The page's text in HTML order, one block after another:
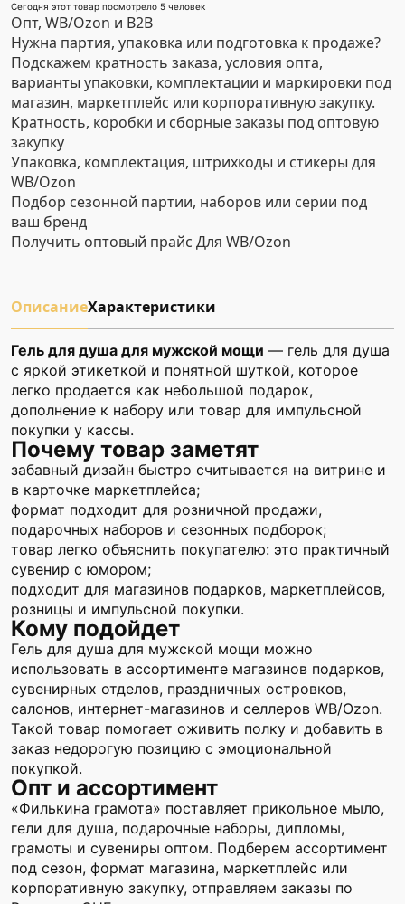
Сегодня этот товар посмотрело 5 человек
Опт, WB/Ozon и B2B
Нужна партия, упаковка или подготовка к продаже?
Подскажем кратность заказа, условия опта,
варианты упаковки, комплектации и маркировки под
магазин, маркетплейс или корпоративную закупку.
Кратность, коробки и сборные заказы под оптовую
закупку
Упаковка, комплектация, штрихкоды и стикеры для
WB/Ozon
Подбор сезонной партии, наборов или серии под
ваш бренд
Получить оптовый прайс Для WB/Ozon
ОписаниеХарактеристики
Гель для душа для мужской мощи — гель для душа
с яркой этикеткой и понятной шуткой, которое
легко продается как небольшой подарок,
дополнение к набору или товар для импульсной
покупки у кассы.
Почему товар заметят
забавный дизайн быстро считывается на витрине и
в карточке маркетплейса;
формат подходит для розничной продажи,
подарочных наборов и сезонных подборок;
товар легко объяснить покупателю: это практичный
сувенир с юмором;
подходит для магазинов подарков, маркетплейсов,
розницы и импульсной покупки.
Кому подойдет
Гель для душа для мужской мощи можно
использовать в ассортименте магазинов подарков,
сувенирных отделов, праздничных островков,
салонов, интернет-магазинов и селлеров WB/Ozon.
Такой товар помогает оживить полку и добавить в
заказ недорогую позицию с эмоциональной
покупкой.
Опт и ассортимент
«Филькина грамота» поставляет прикольное мыло,
гели для душа, подарочные наборы, дипломы,
грамоты и сувениры оптом. Подберем ассортимент
под сезон, формат магазина, маркетплейс или
корпоративную закупку, отправляем заказы по